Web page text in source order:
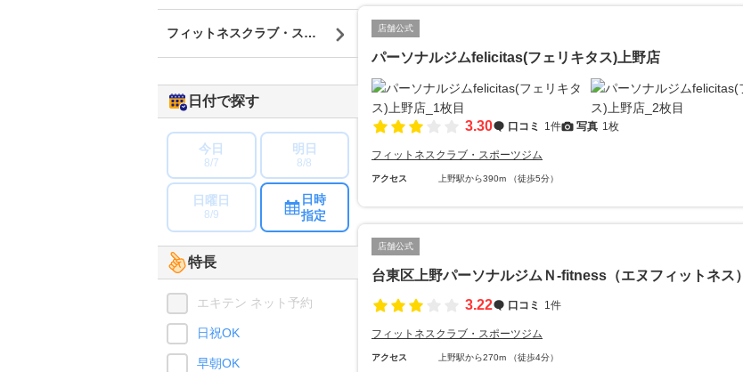
店舗公式
パーソナルジムfelicitas(フェリキタス)上野店
3.30 口コミ 1件 写真 1枚
フィットネスクラブ・スポーツジム
アクセス 上野駅から390m （徒歩5分）
店舗公式
台東区上野パーソナルジムＮ-fitness（エヌフィットネス）
3.22
口コミ 1件
フィットネスクラブ・スポーツジム
アクセス 上野駅から270m （徒歩4分）
フィットネスクラブ・スポーツジム
日付で探す
今日
8/7
明日
8/8
日曜日
8/9
日時
指定
特長
エキテン ネット予約
日祝OK
早朝OK